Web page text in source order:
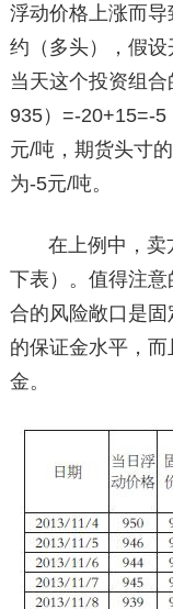
浮动价格上涨而
约（多头），假
当天这个投资组
935）=-20+15=-5
元/吨，期货头寸
为-5元/吨。
在上例中，卖
下表）。值得注
合的风险敞口是
的保证金水平，
金。